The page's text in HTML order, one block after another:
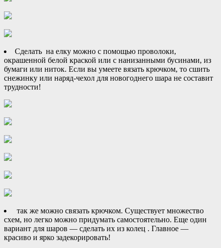
Сделать на елку можно с помощью проволоки,
окрашенной белой краской или с нанизанными бусинами, из
бумаги или ниток. Если вы умеете вязать крючком, то сшить
снежинку или наряд-чехол для новогоднего шара не составит
трудности!
так же можно связать крючком. Существует множество
схем, но легко можно придумать самостоятельно. Еще один
вариант для шаров — сделать их из колец . Главное —
красиво и ярко задекорировать!